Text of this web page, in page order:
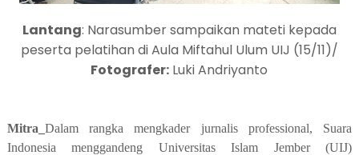
Lantang: Narasumber sampaikan mateti kepada
peserta pelatihan di Aula Miftahul Ulum UIJ (15/11)/
Fotografer: Luki Andriyanto
Mitra_ Dalam rangka mengkader jurnalis professional, Suara
Indonesia menggandeng Universitas Islam Jember (UIJ)